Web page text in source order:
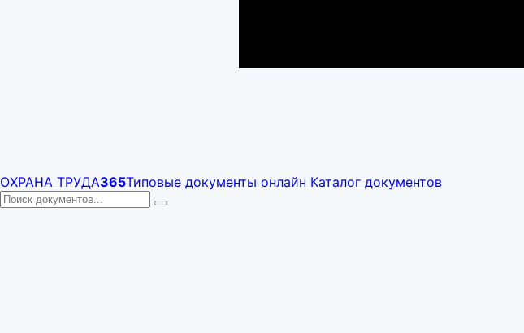
ОХРАНА ТРУДА365Типовые документы онлайн Каталог документов